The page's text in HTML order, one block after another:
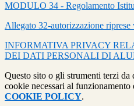
MODULO 34 - Regolamento
Allegato 32-autorizzazione
INFORMATIVA PRIVACY
DEI DATI PERSONALI DI
Questo sito o gli strumenti terzi
cookie necessari al
COOKIE POLICY.